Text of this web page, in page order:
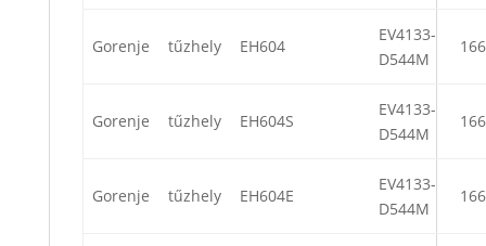
Gorenje tűzhely EH604
EV4133-
D544M
Gorenje tűzhely EH604S
EV4133-
D544M
Gorenje tűzhely EH604E
EV4133-
D544M